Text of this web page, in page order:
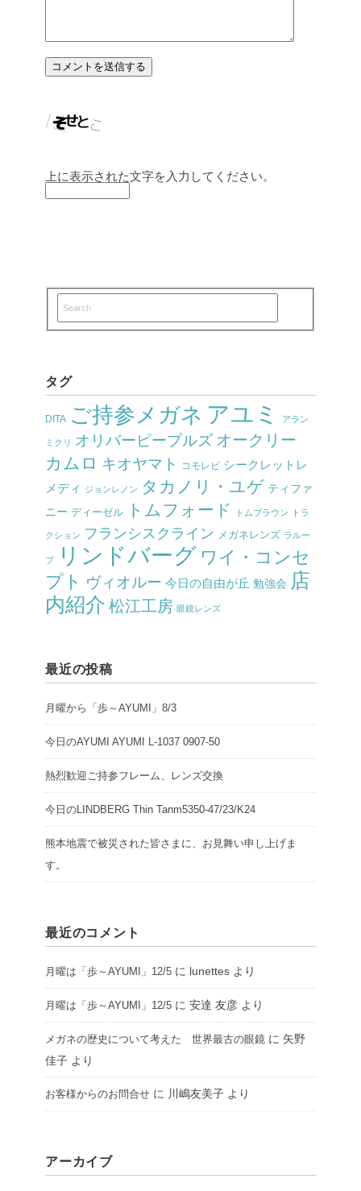
上に表示された文字を入力してください。
タグ
DITA ご持参メガネ アユミ アラン
ミクリ オリバーピープルズ オークリー
カムロ キオヤマト コモレビ シークレットレ
メディ
ジョンレノン タカノリ・ユゲ ティファ
ニー ディーゼル トムフォード トムブラウン トラ
クション フランシスクライン メガネレンズ ラルー
プ リンドバーグ ワイ・コンセ
プト ヴィオルー 今日の自由が丘 勉強会 店
内紹介 松江工房 眼鏡レンズ
最近の投稿
月曜から「歩～AYUMI」8/3
今日のAYUMI AYUMI L-1037 0907-50
熱烈歓迎ご持参フレーム、レンズ交換
今日のLINDBERG Thin Tanm5350-47/23/K24
熊本地震で被災された皆さまに、お見舞い申し上げま
す。
最近のコメント
月曜は「歩～AYUMI」12/5 に lunettes より
月曜は「歩～AYUMI」12/5 に 安達 友彦 より
メガネの歴史について考えた 世界最古の眼鏡 に 矢野
佳子 より
お客様からのお問合せ に 川嶋友美子 より
アーカイブ